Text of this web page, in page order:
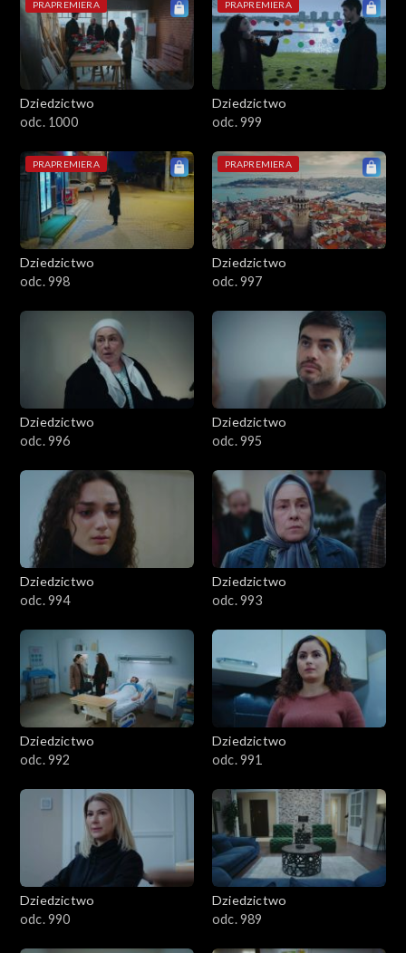
PRAPREMIERA
Dziedzictwo
odc. 1000
PRAPREMIERA
Dziedzictwo
odc. 999
PRAPREMIERA
Dziedzictwo
odc. 998
PRAPREMIERA
Dziedzictwo
odc. 997
Dziedzictwo
odc. 996
Dziedzictwo
odc. 995
Dziedzictwo
odc. 994
Dziedzictwo
odc. 993
Dziedzictwo
odc. 992
Dziedzictwo
odc. 991
Dziedzictwo
odc. 990
Dziedzictwo
odc. 989